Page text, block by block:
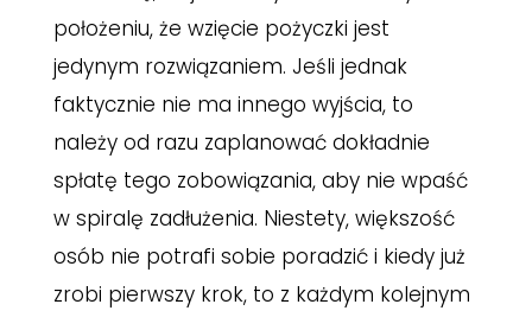
położeniu, że wzięcie pożyczki jest
jedynym rozwiązaniem. Jeśli jednak
faktycznie nie ma innego wyjścia, to
należy od razu zaplanować dokładnie
spłatę tego zobowiązania, aby nie wpaść
w spiralę zadłużenia. Niestety, większość
osób nie potrafi sobie poradzić i kiedy już
zrobi pierwszy krok, to z każdym kolejnym